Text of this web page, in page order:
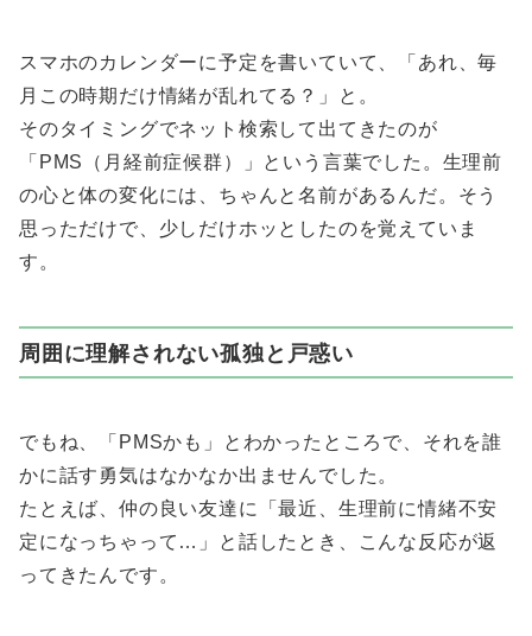
スマホのカレンダーに予定を書いていて、「あれ、毎
月この時期だけ情緒が乱れてる？」と。
そのタイミングでネット検索して出てきたのが
「PMS（月経前症候群）」という言葉でした。生理前
の心と体の変化には、ちゃんと名前があるんだ。そう
思っただけで、少しだけホッとしたのを覚えていま
す。
周囲に理解されない孤独と戸惑い
でもね、「PMSかも」とわかったところで、それを誰
かに話す勇気はなかなか出ませんでした。
たとえば、仲の良い友達に「最近、生理前に情緒不安
定になっちゃって…」と話したとき、こんな反応が返
ってきたんです。